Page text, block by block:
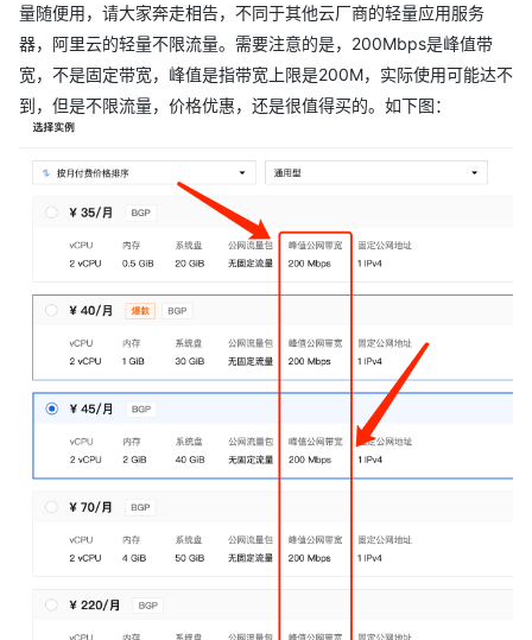
量随便用，请大家奔走相告，不同于其他云厂商的轻量应用服务
器，阿里云的轻量不限流量。需要注意的是，200Mbps是峰值带
宽，不是固定带宽，峰值是指带宽上限是200M，实际使用可能达不
到，但是不限流量，价格优惠，还是很值得买的。如下图：